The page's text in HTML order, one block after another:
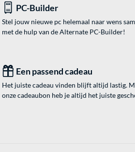
PC-Builder
Stel jouw nieuwe pc helemaal naar wens
met de hulp van de Alternate PC-Builder!
Een passend cadeau
Het juiste cadeau vinden blijft altijd lastig.
onze cadeaubon heb je altijd het juiste